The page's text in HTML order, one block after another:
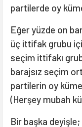
partilerde oy
Eğer yüzde on
üç ittifak grubu
seçim ittifakı
barajsız seçim
partilerin oy
(Herşey mubah
Bir başka deyişle;